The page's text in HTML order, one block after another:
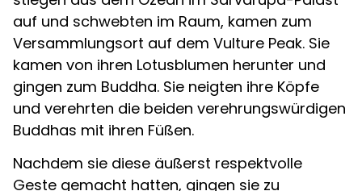
auf und schwebten im Raum, kamen zum
Versammlungsort auf dem Vulture Peak. Sie
kamen von ihren Lotusblumen herunter und
gingen zum Buddha. Sie neigten ihre Köpfe
und verehrten die beiden verehrungswürdigen
Buddhas mit ihren Füßen.
Nachdem sie diese äußerst respektvolle
Geste gemacht hatten, gingen sie zu